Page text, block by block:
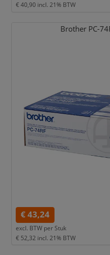
€ 40,90 incl. 21% BTW
Brother PC-
€ 43,24
excl. BTW per Stuk
€ 52,32 incl. 21% BTW